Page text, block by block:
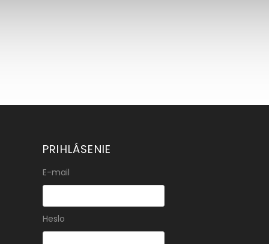
PRIHLÁSENIE
E-mail
Heslo